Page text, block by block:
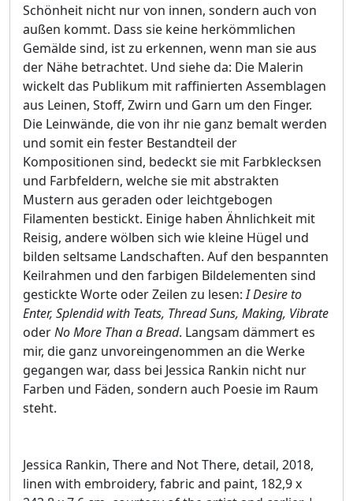
Schönheit nicht nur von innen, sondern auch von
außen kommt. Dass sie keine herkömmlichen
Gemälde sind, ist zu erkennen, wenn man sie aus
der Nähe betrachtet. Und siehe da: Die Malerin
wickelt das Publikum mit raffinierten Assemblagen
aus Leinen, Stoff, Zwirn und Garn um den Finger.
Die Leinwände, die von ihr nie ganz bemalt werden
und somit ein fester Bestandteil der
Kompositionen sind, bedeckt sie mit Farbklecksen
und Farbfeldern, welche sie mit abstrakten
Mustern aus geraden oder leichtgebogen
Filamenten bestickt. Einige haben Ähnlichkeit mit
Reisig, andere wölben sich wie kleine Hügel und
bilden seltsame Landschaften. Auf den bespannten
Keilrahmen und den farbigen Bildelementen sind
gestickte Worte oder Zeilen zu lesen:I Desire to
Enter, Splendid with Teats, Thread Suns, Making, Vibrate
oderNo More Than a Bread. Langsam dämmert es
mir, die ganz unvoreingenommen an die Werke
gegangen war, dass bei Jessica Rankin nicht nur
Farben und Fäden, sondern auch Poesie im Raum
steht.
Jessica Rankin, There and Not There, detail, 2018,
linen with embroidery, fabric and paint, 182,9 x